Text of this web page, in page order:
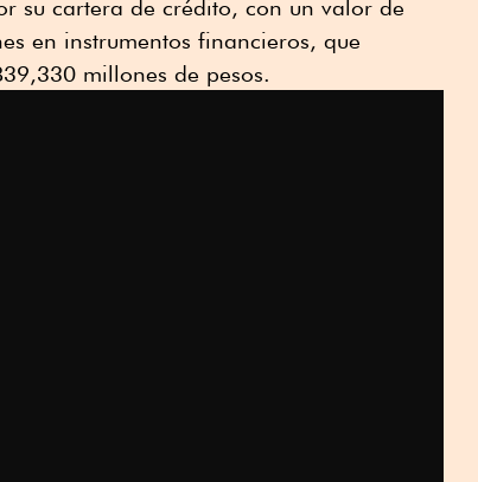
su cartera de crédito, con un valor de
en instrumentos financieros, que
millones de pesos.